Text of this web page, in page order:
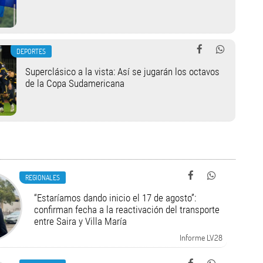
DEPORTES
Superclásico a la vista: Así se jugarán los octavos
de la Copa Sudamericana
REGIONALES
“Estaríamos dando inicio el 17 de agosto”:
confirman fecha a la reactivación del transporte
entre Saira y Villa María
Informe LV28